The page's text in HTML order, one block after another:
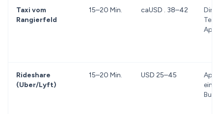
Taxi vom
Rangierfeld
15–20 Min. caUSD . 38–42
App
Rideshare
(Uber/Lyft)
15–20 Min. USD 25–45